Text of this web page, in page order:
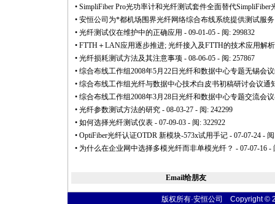
• SimpliFiber Pro光功率计和光纤测试套件全面替代SimpliFiber
• 安恒公司为*都机场围界光纤网络综合布线系统提供测试服务
• 光纤测试仪在维护中的正确应用 - 09-01-05 - 阅: 299832
• FTTH＋LAN应用逐步推进; 光纤接入及FTTH的技术应用解析
• 光纤损耗测试方法及其注意事项 - 08-06-05 - 阅: 257867
• 综合布线工作组2008年5月22日光纤和数据中心专题无锡会
• 综合布线工作组光纤与数据中心技术白皮书初稿研讨会议通
• 综合布线工作组2008年3月28日光纤和数据中心专题交流会
• 光纤参数测试方法的研究 - 08-03-27 - 阅: 242299
• 如何选择光纤测试仪表 - 07-09-03 - 阅: 322922
• OptiFiber光纤认证OTDR 新模块-573x试用手记 - 07-07-24 -
• 为什么在企业网中选择多模光纤而非单模光纤？ - 07-07-16 -
Email给朋友
版权所有·安恒公司 Copyright